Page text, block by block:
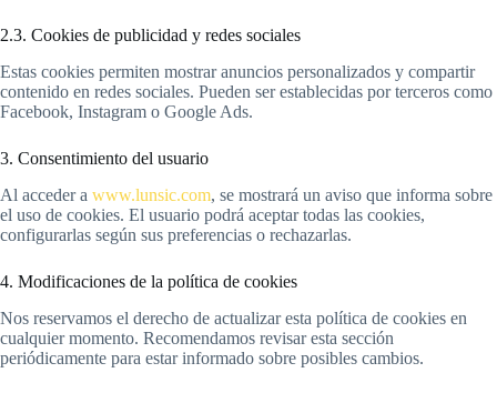
2.3. Cookies de publicidad y redes sociales
Estas cookies permiten mostrar anuncios personalizados y compartir
contenido en redes sociales. Pueden ser establecidas por terceros como
Facebook, Instagram o Google Ads.
3. Consentimiento del usuario
Al acceder a www.lunsic.com, se mostrará un aviso que informa sobre
el uso de cookies. El usuario podrá aceptar todas las cookies,
configurarlas según sus preferencias o rechazarlas.
4. Modificaciones de la política de cookies
Nos reservamos el derecho de actualizar esta política de cookies en
cualquier momento. Recomendamos revisar esta sección
periódicamente para estar informado sobre posibles cambios.